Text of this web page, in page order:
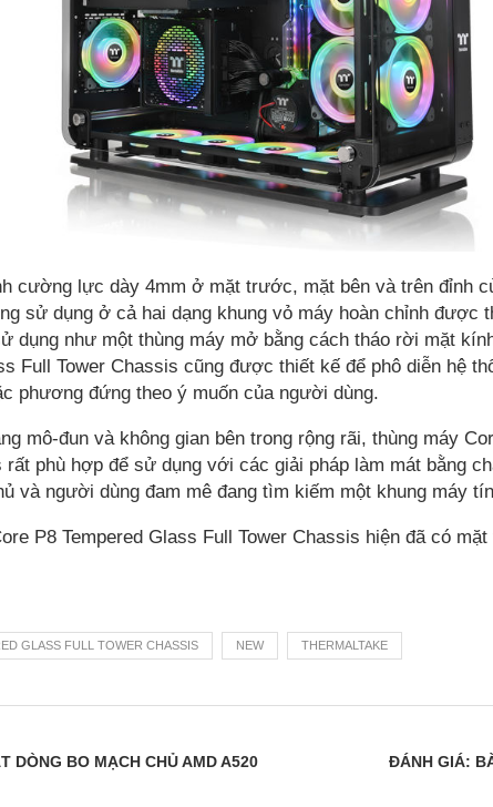
cường lực dày 4mm ở mặt trước, mặt bên và trên đỉnh
sử dụng ở cả hai dạng khung vỏ máy hoàn chỉnh được
dụng như một thùng máy mở bằng cách tháo rời mặt
Full Tower Chassis cũng được thiết kế để phô diễn hệ
phương đứng theo ý muốn của người dùng.
mô-đun và không gian bên trong rộng rãi, thùng máy
rất phù hợp để sử dụng với các giải pháp làm mát bằng
và người dùng đam mê đang tìm kiếm một khung máy
P8 Tempered Glass Full Tower Chassis hiện đã có
GLASS FULL TOWER CHASSIS NEW THERMALTAKE
DÒNG BO MẠCH CHỦ AMD A520
ĐÁNH GIÁ: